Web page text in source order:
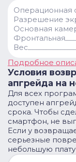
Операционная
Разрешение
Основная
Фронтальная
Вес
Подробное
Условия
апгрейда на
Для всех
доступен
срока. Чтобы
смартфон, не
Если у
серьезные
небольшую плату